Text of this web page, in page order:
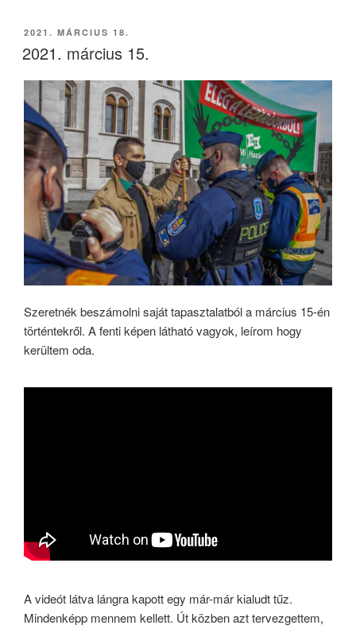
BEKÜLDVE:
2021. MÁRCIUS 18.
2021. március 15.
Szeretnék beszámolni saját tapasztalatból a március 15-én
történtekről. A fenti képen látható vagyok, leírom hogy
kerültem oda.
A videót látva lángra kapott egy már-már kialudt tűz.
Mindenképp mennem kellett. Út közben azt tervezgettem,